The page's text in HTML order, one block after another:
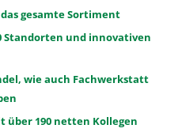
gesamte Sortiment
Standorten und innovativen
wie auch Fachwerkstatt
über 190 netten Kollegen